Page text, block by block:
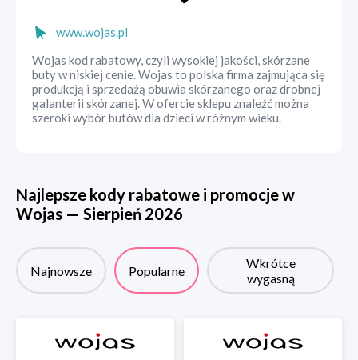
www.wojas.pl
Wojas kod rabatowy, czyli wysokiej jakości, skórzane
buty w niskiej cenie. Wojas to polska firma zajmująca się
produkcją i sprzedażą obuwia skórzanego oraz drobnej
galanterii skórzanej. W ofercie sklepu znaleźć można
szeroki wybór butów dla dzieci w różnym wieku.
Najlepsze kody rabatowe i promocje w
Wojas — Sierpień 2026
Najnowsze Popularne
Wkrótce
wygasną